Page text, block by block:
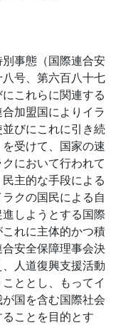
事態（国際連合安
号、第六百八十七
これらに関連する
加盟国によりイラ
びにこれに引き続
受けて、国家の速
において行われて
主的な手段による
クの国民による自
しようとする国際
れに主体的かつ積
安全保障理事会決
人道復興支援活動
ととし、もってイ
国を含む国際社会
ことを目的とす